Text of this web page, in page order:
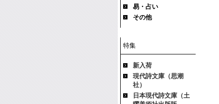
易・占い
その他
特集
新入荷
現代詩文庫（思潮
社）
日本現代詩文庫（土